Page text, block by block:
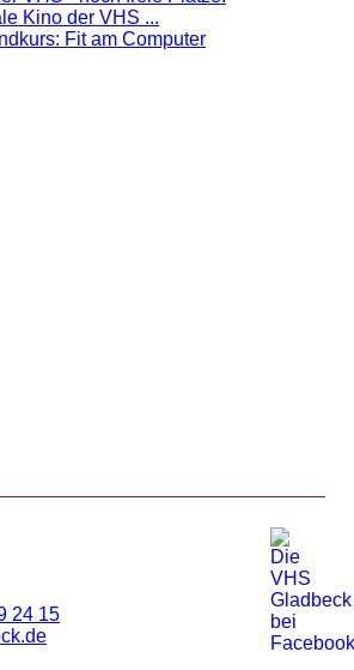
Kino der VHS ...
Fit am Computer
24 15